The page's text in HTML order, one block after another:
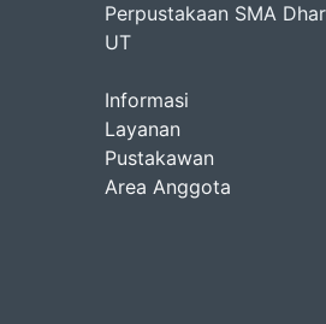
Perpustakaan SMA
UT
Informasi
Layanan
Pustakawan
Area Anggota